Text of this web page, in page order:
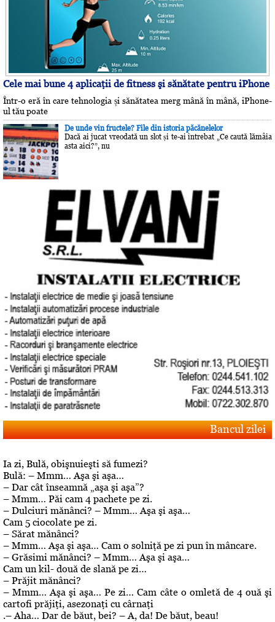
Cele mai bune 4 aplicaţii de fitness şi sănătate pentru iPhone
Într-o eră în care tehnologia și sănătatea merg mână în mână, iPhone-
ul tău poate
De unde vin fructele? File din istoria păcănelelor
Dacă ai jucat vreodată un slot și te-ai întrebat „Ce caută lămâia
asta aici?”, nu
Bancul zilei
Ia zi, Bulă, obişnuieşti să fumezi?
Bulă: – Mmm… Aşa şi aşa…
– Dar cât înseamnă „aşa şi aşa”?
– Mmm… Păi cam 4 pachete pe zi.
– Dulciuri mănânci? – Mmm… Aşa şi aşa…
Cam 5 ciocolate pe zi.
– Sărat mănânci?
– Mmm… Aşa şi aşa… Cam o solniţă pe zi pun în mâncare.
– Grăsimi mănânci? – Mmm… Aşa şi aşa…
Cam un kil- două de slană pe zi…
– Prăjit mănânci?
– Mmm… Aşa şi aşa… Pe zi… Cam câte o omletă de 4 ouă şi
cartofi prăjiţi, asezonaţi cu cârnaţi
.– Aha… Dar de băut, bei? – A, da! De băut, beau!